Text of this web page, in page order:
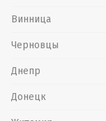
Винница
Черновцы
Днепр
Донецк